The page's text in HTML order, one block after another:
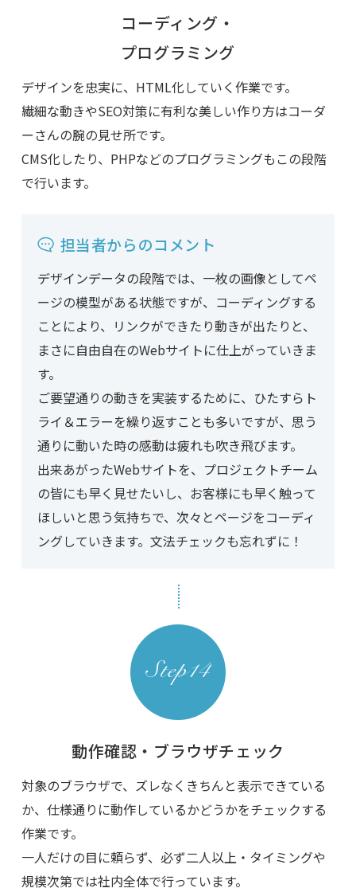
コーディング・
プログラミング
デザインを忠実に、HTML化していく作業です。
繊細な動きやSEO対策に有利な美しい作り方はコーダ
ーさんの腕の見せ所です。
CMS化したり、PHPなどのプログラミングもこの段階
で行います。
担当者からのコメント
デザインデータの段階では、一枚の画像としてペ
ージの模型がある状態ですが、コーディングする
ことにより、リンクができたり動きが出たりと、
まさに自由自在のWebサイトに仕上がっていきま
す。
ご要望通りの動きを実装するために、ひたすらト
ライ＆エラーを繰り返すことも多いですが、思う
通りに動いた時の感動は疲れも吹き飛びます。
出来あがったWebサイトを、プロジェクトチーム
の皆にも早く見せたいし、お客様にも早く触って
ほしいと思う気持ちで、次々とページをコーディ
ングしていきます。文法チェックも忘れずに！
動作確認・ブラウザチェック
対象のブラウザで、ズレなくきちんと表示できている
か、仕様通りに動作しているかどうかをチェックする
作業です。
一人だけの目に頼らず、必ず二人以上・タイミングや
規模次第では社内全体で行っています。